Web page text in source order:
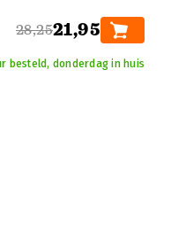
28,2521,95
besteld, donderdag in huis